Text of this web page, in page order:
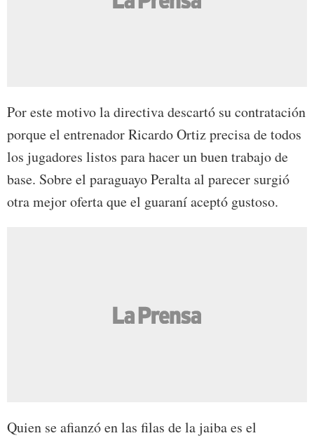
Por este motivo la directiva descartó su contratación
porque el entrenador Ricardo Ortiz precisa de todos
los jugadores listos para hacer un buen trabajo de
base. Sobre el paraguayo Peralta al parecer surgió
otra mejor oferta que el guaraní aceptó gustoso.
Quien se afianzó en las filas de la jaiba es el